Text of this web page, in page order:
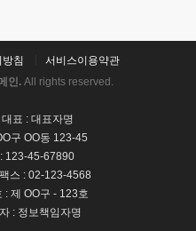
침
서비스이용약관
인. All rights reserved.
표 : 대표자명
구 OO동 123-45
123-45-67890
스 : 02-123-4568
: 제 OO구 - 123호
: 정보책임자명